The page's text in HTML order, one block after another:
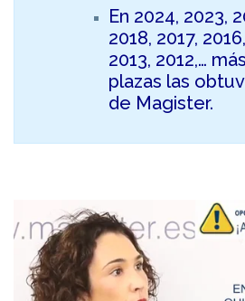
En 2024, 2023,
2018, 2017,
2013, 2012,…
plazas las
de Magister.